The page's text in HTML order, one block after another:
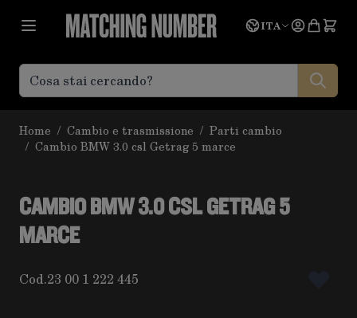
Lingua
ITA
Home / Cambio e trasmissione / Parti cambio
/ Cambio BMW 3.0 csl Getrag 5 marce
CAMBIO BMW 3.0 CSL GETRAG 5
MARCE
Cod.23 00 1 222 445